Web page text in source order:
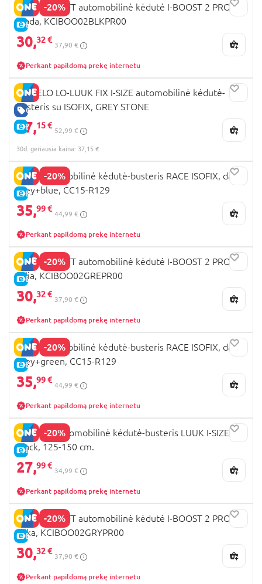
-20%
E-KAINA
KINDERKRAFT automobilinė kėdutė I-BOOST 2 PRO,
juoda, KCIBOO02BLKPR00
30,32 €
37,90 €
Perkant papildomą prekę internetu
GERA KAINA
E-KAINA
LIONELO LO-LUUK FIX I-SIZE automobilinė kėdutė-
busteris su ISOFIX, GREY STONE
37,15 €
52,99 €
30d. geriausia kaina: 37,15 €
-20%
E-KAINA
MILLI automobilinė kėdutė-busteris RACE ISOFIX, dark
grey+blue, CC15-R129
35,99 €
44,99 €
Perkant papildomą prekę internetu
-20%
E-KAINA
KINDERKRAFT automobilinė kėdutė I-BOOST 2 PRO,
žalia, KCIBOO02GREPR00
30,32 €
37,90 €
Perkant papildomą prekę internetu
-20%
E-KAINA
MILLI automobilinė kėdutė-busteris RACE ISOFIX, dark
grey+green, CC15-R129
35,99 €
44,99 €
Perkant papildomą prekę internetu
-20%
E-KAINA
LIONELO automobilinė kėdutė-busteris LUUK I-SIZE,
Black, 125-150 cm.
27,99 €
34,99 €
Perkant papildomą prekę internetu
-20%
E-KAINA
KINDERKRAFT automobilinė kėdutė I-BOOST 2 PRO,
pilka, KCIBOO02GRYPR00
30,32 €
37,90 €
Perkant papildomą prekę internetu